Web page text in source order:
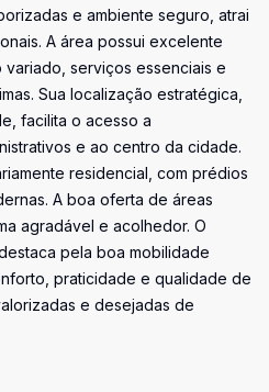
e ambiente seguro, atrai
A área possui excelente
serviços essenciais e
Sua localização estratégica,
facilita o acesso a
e ao centro da cidade.
residencial, com prédios
A boa oferta de áreas
agradável e acolhedor. O
pela boa mobilidade
praticidade e qualidade de
e desejadas de